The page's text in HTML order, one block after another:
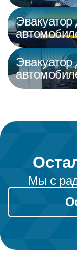
Эвакуатор
Эвакуатор
Мы с